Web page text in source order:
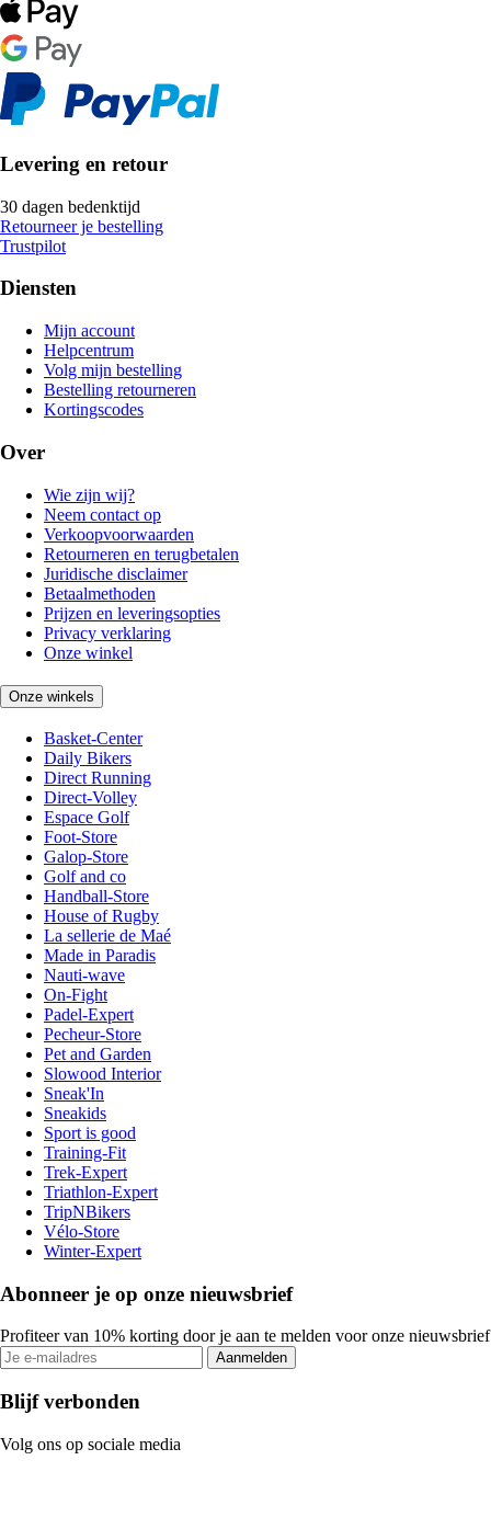
Levering en retour
30 dagen bedenktijd
Retourneer je bestelling
Trustpilot
Diensten
Mijn account
Helpcentrum
Volg mijn bestelling
Bestelling retourneren
Kortingscodes
Over
Wie zijn wij?
Neem contact op
Verkoopvoorwaarden
Retourneren en terugbetalen
Juridische disclaimer
Betaalmethoden
Prijzen en leveringsopties
Privacy verklaring
Onze winkel
Onze winkels
Basket-Center
Daily Bikers
Direct Running
Direct-Volley
Espace Golf
Foot-Store
Galop-Store
Golf and co
Handball-Store
House of Rugby
La sellerie de Maé
Made in Paradis
Nauti-wave
On-Fight
Padel-Expert
Pecheur-Store
Pet and Garden
Slowood Interior
Sneak'In
Sneakids
Sport is good
Training-Fit
Trek-Expert
Triathlon-Expert
TripNBikers
Vélo-Store
Winter-Expert
Abonneer je op onze nieuwsbrief
Profiteer van 10% korting door je aan te melden voor onze nieuwsbrief
Aanmelden
Blijf verbonden
Volg ons op sociale media